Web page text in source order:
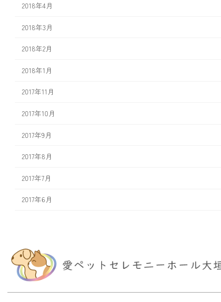
2018年4月
2018年3月
2018年2月
2018年1月
2017年11月
2017年10月
2017年9月
2017年8月
2017年7月
2017年6月